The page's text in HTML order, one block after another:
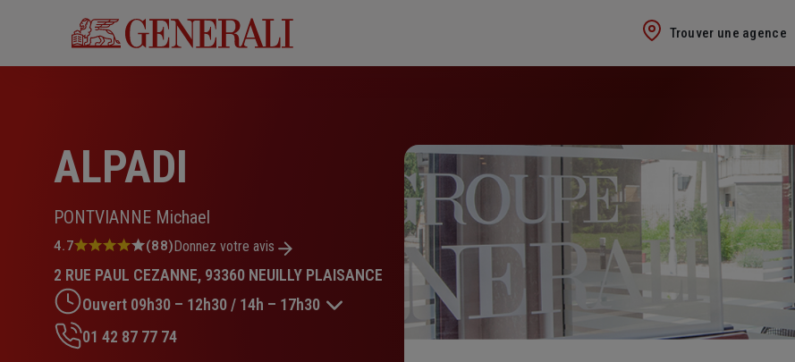
Trouver une agence
ALPADI
PONTVIANNE Michael
Note
4.7
sur
5
étoiles
4.7 (88)Donnez votre avis
2 RUE PAUL CEZANNE, 93360 NEUILLY PLAISANCE
Ouvert 09h30 – 12h30 / 14h – 17h30
01 42 87 77 74